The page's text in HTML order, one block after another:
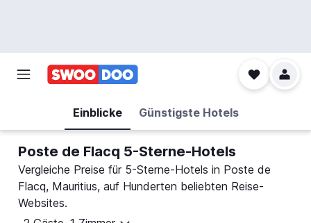
Einblicke Günstigste Hotels
Poste de Flacq 5-Sterne-Hotels
Vergleiche Preise für 5-Sterne-Hotels in Poste de
Flacq, Mauritius, auf Hunderten beliebten Reise-
Websites.